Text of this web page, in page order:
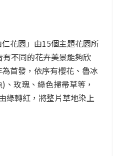
花園」由15個主題花園所
不同的花卉美景能夠欣
首發，依序有櫻花、魯冰
玫瑰、綠色掃帚草等，
綠轉紅，將整片草地染上